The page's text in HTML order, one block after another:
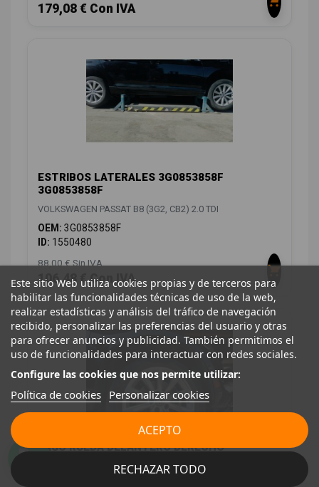
179,08 € Con IVA
ESTRIBOS LATERALES 3G0853858F
3G0853858F
VOLKSWAGEN PASSAT B8 (3G2, CB2) 2.0 TDI
OEM: 3G0853858F
ID: 1550480
88,00 € Sin IVA
106,48 € Con IVA
PASO RUEDA DELANTERO DERECHO
107236446/VG0563603/2452594
Este sitio Web utiliza cookies propias y de terceros para
habilitar las funcionalidades técnicas de uso de la web,
realizar estadísticas y análisis del tráfico de navegación
recibido, personalizar las preferencias del usuario y otras
para ofrecer anuncios y publicidad. También permitimos el
uso de funcionalidades para interactuar con redes sociales.
Configure las cookies que nos permite utilizar:
Política de cookies Personalizar cookies
RECHAZAR TODO
ACEPTO